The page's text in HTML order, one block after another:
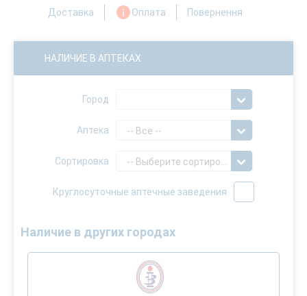
Доставка Оплата Повернення
НАЛИЧИЕ В АПТЕКАХ
Город
Аптека -- Все --
Сортировка
Круглосуточные аптечные заведения
Наличие в других городах